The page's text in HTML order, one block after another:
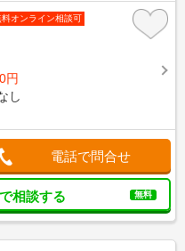
料オンライン相談可
円
し
電話で問合せ
相談する 無料